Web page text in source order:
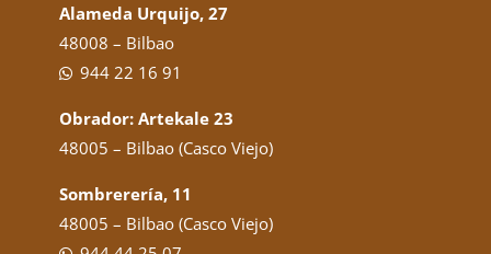
Alameda Urquijo, 27
48008 – Bilbao
944 22 16 91
Obrador: Artekale 23
48005 – Bilbao (Casco Viejo)
Sombrerería, 11
48005 – Bilbao (Casco Viejo)